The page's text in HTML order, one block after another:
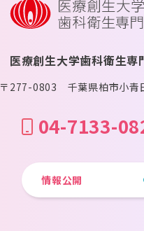
医療創生大学歯科衛生専
〒277-0803 千葉県柏市小青
04-7133-
情報公開